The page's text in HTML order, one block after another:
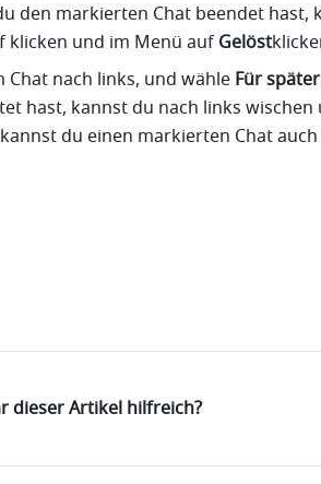
den markierten Chat beendet hast,
klicken und im Menü auf Gelöst
Chat nach links, und wähle Für
hast, kannst du nach links wischen
du einen markierten Chat
dieser Artikel hilfreich?